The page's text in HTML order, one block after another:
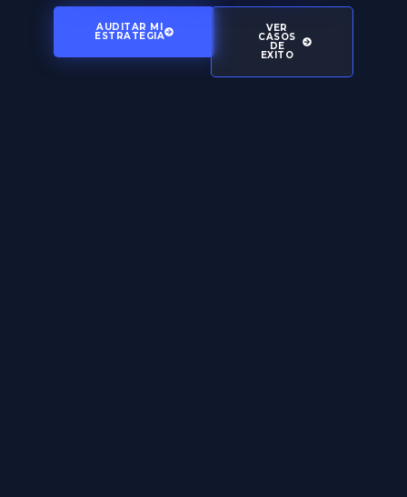
AUDITAR MI
ESTRATEGIA
VER
CASOS
DE
EXITO